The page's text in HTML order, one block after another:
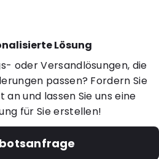
Lösung
oder Versandlösungen, die
passen? Fordern Sie
und lassen Sie uns eine
für Sie erstellen!